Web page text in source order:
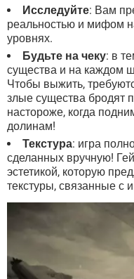
Исследуйте: Вам
реальностью и мифом
уровнях.
Будьте на чеку: в
существа и на каждом
Чтобы выжить,
злые существа бродят
настороже, когда
долинам!
Текстура: игра
сделанных вручную!
эстетикой, которую
текстуры, связанные с